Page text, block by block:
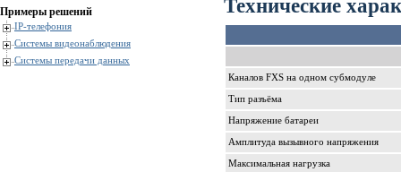
Примеры решений
IP-телефония
Системы видеонаблюдения
Системы передачи данных
Технические
Каналов FXS на одном субмодуле
Тип разъёма
Напряжение батареи
Амплитуда вызывного напряжения
Максимальная нагрузка